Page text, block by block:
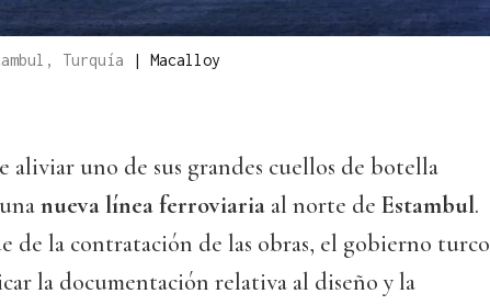
Turquía | Macalloy
aliviar uno de sus grandes cuellos de botella
nueva línea ferroviaria al norte de Estambul.
de la contratación de las obras, el gobierno turco
la documentación relativa al diseño y la